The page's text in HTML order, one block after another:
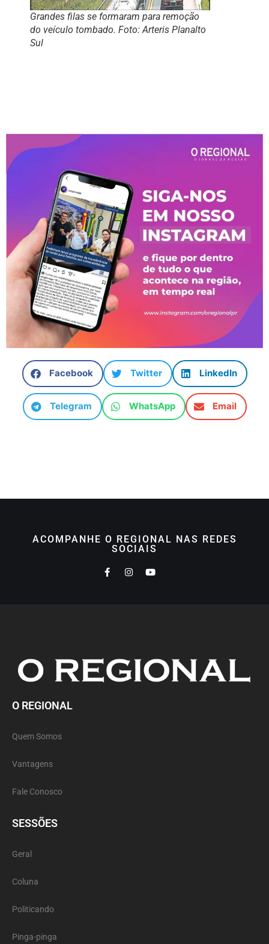
Grandes filas se formaram para remoção
do veículo tombado. Foto: Arteris Planalto
Sul
Facebook Twitter LinkedIn
Telegram WhatsApp Email
ACOMPANHE O REGIONAL NAS REDES
SOCIAIS
O REGIONAL
Quem Somos
Vantagens
Fale Conosco
SESSÕES
Geral
Coluna
Politicando
Pinga-pinga